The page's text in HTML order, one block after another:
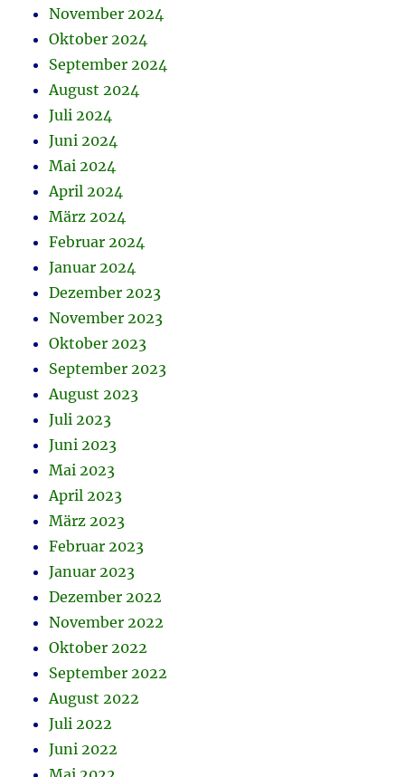
November 2024
Oktober 2024
September 2024
August 2024
Juli 2024
Juni 2024
Mai 2024
April 2024
März 2024
Februar 2024
Januar 2024
Dezember 2023
November 2023
Oktober 2023
September 2023
August 2023
Juli 2023
Juni 2023
Mai 2023
April 2023
März 2023
Februar 2023
Januar 2023
Dezember 2022
November 2022
Oktober 2022
September 2022
August 2022
Juli 2022
Juni 2022